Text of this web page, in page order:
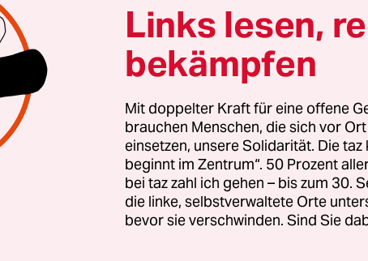
Petra Schellen
warum flohen so viele Menschen vor
Weil zugleich mit der Radikalisierung der
und der Reichspogromnacht 1938 immer mehr
jüdische Flüchtlinge aus Deutschland
es im Zuge der japanischen Besatzung von
Links lesen,
bekämpfen
Mit doppelter Kraft für eine offene
brauchen Menschen, die sich vor
einsetzen, unsere Solidarität. Die
beginnt im Zentrum“. 50 Prozent
bei taz zahl ich gehen – bis zum 30.
die linke, selbstverwaltete Orte
bevor sie verschwinden. Sind Sie